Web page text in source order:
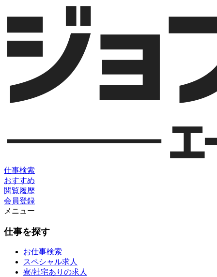
仕事検索
おすすめ
閲覧履歴
会員登録
メニュー
仕事を探す
お仕事検索
スペシャル求人
寮/社宅ありの求人